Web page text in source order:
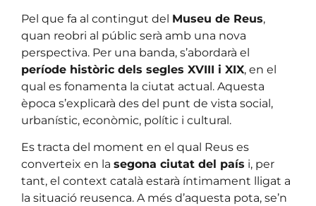
Pel que fa al contingut del Museu de Reus,
quan reobri al públic serà amb una nova
perspectiva. Per una banda, s’abordarà el
període històric dels segles XVIII i XIX, en el
qual es fonamenta la ciutat actual. Aquesta
època s’explicarà des del punt de vista social,
urbanístic, econòmic, polític i cultural.
Es tracta del moment en el qual Reus es
converteix en la segona ciutat del país i, per
tant, el context català estarà íntimament lligat a
la situació reusenca. A més d’aquesta pota, se’n